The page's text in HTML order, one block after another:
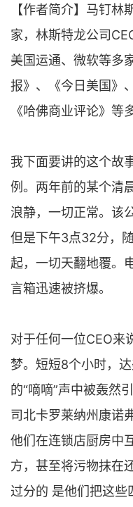
【作者简介】马钉林
家，林斯特龙公司
美国运通、微软等多
报》、《今日美国》
《哈佛商业评论》等
我下面要讲的这个故
例。两年前的某个清
浪静，一切正常。该
但是下午3点32分，
起，一切天翻地覆。
言箱迅速被挤爆。
对于任何一位CEO来
梦。短短8个小时，
的“嘀嘀”声中被轰然
司北卡罗莱纳州康诺
他们在连锁店厨房中
方，甚至将污物抹在
过分的 是他们把这些